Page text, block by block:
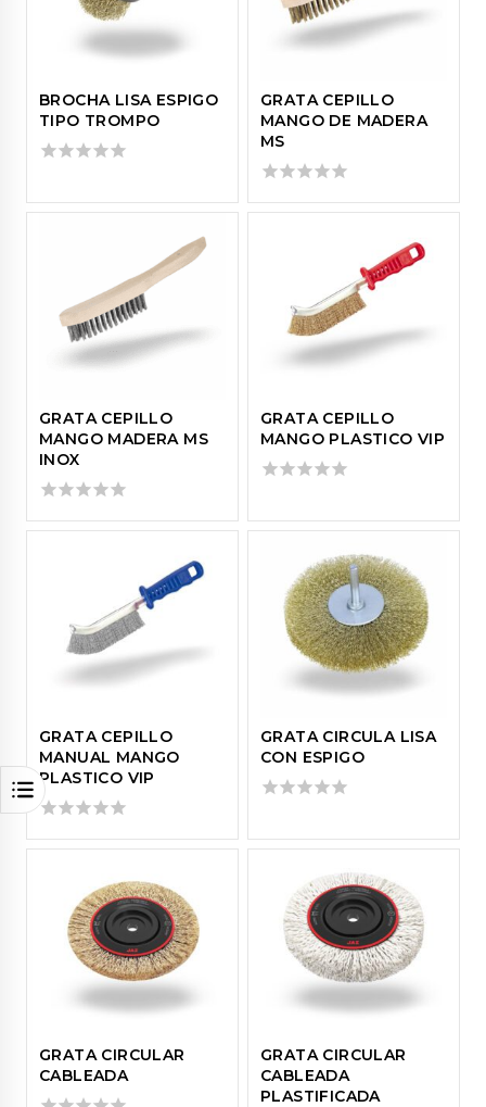
BROCHA LISA ESPIGO
TIPO TROMPO
out
of
GRATA CEPILLO
MANGO DE MADERA
MS
0
out
GRATA CEPILLO
MANGO MADERA MS
INOX
0
out
GRATA CEPILLO
MANGO PLASTICO VIP
out
of
GRATA CEPILLO
MANUAL MANGO
PLASTICO VIP
0
out
GRATA CIRCULA LISA
CON ESPIGO
out
of
GRATA CIRCULAR
CABLEADA
GRATA CIRCULAR
CABLEADA
PLASTIFICADA